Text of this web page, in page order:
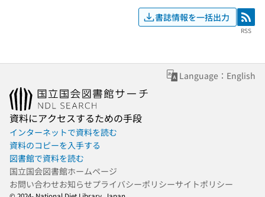
書誌情報を一括出力 RSS
RSS
Language：English
資料にアクセスするための手段
インターネットで資料を読む
資料のコピーを入手する
図書館で資料を読む
国立国会図書館ホームページ
お問い合わせお知らせプライバシーポリシーサイトポリシー